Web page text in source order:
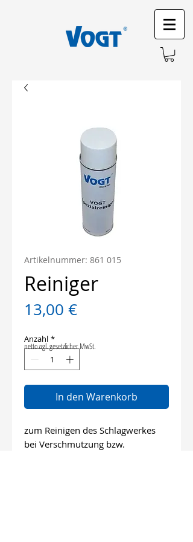
Artikelnummer: 861 015
Reiniger
13,00 €Preis
Anzahl *
In den Warenkorb
zum Reinigen des Schlagwerkes
bei Verschmutzung bzw.
netto zzgl. gesetzlicher MwSt.